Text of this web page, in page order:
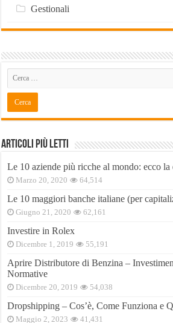
Gestionali
Articoli Più Letti
Le 10 aziende più ricche al mondo: ecco la
Marzo 20, 2020 64,514
Le 10 maggiori banche italiane (per
Giugno 21, 2020 62,161
Investire in Rolex
Dicembre 1, 2019 55,191
Aprire Distributore di Benzina –
Normative
Dicembre 20, 2019 54,038
Dropshipping – Cos’è, Come Funziona e
Maggio 2, 2023 41,431